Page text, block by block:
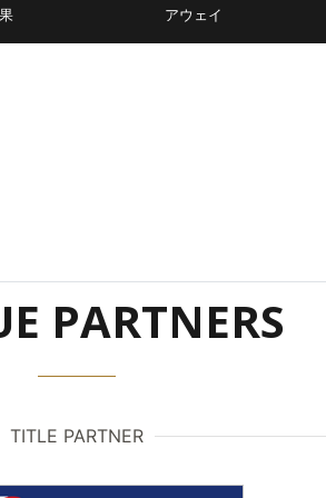
アウェイ
PARTNERS
TITLE PARTNER